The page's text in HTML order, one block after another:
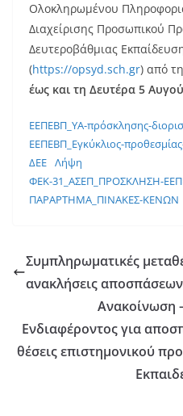
Ολοκληρωμένου
Διαχείρισης Προσωπικού
Δευτεροβάθμιας
(https://opsyd.sch.gr) από
έως και τη Δευτέρα 5
ΕΕΠΕΒΠ_ΥΑ-πρόσκλησης-
ΕΕΠΕΒΠ_Εγκύκλιος-
ΔΕΕ Λήψη
ΦΕΚ-31_ΑΣΕΠ_ΠΡΟΣΚΛΗΣΗ-
ΠΑΡΑΡΤΗΜΑ_ΠΙΝΑΚΕΣ-ΚΕΝΩΝ
Συμπληρωματικές
ανακλήσεις
Ανακοίνωση
Ενδιαφέροντος για
θέσεις επιστημονικού